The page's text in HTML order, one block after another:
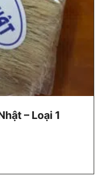
– Loại 1